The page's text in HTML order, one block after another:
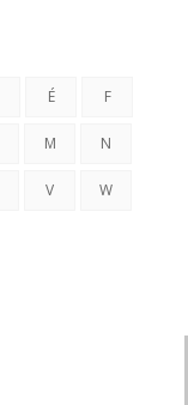
É F
M N
V W